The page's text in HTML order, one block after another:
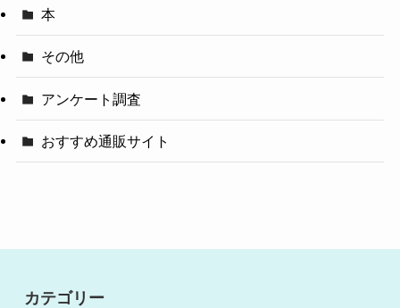
本
その他
アンケート調査
おすすめ通販サイト
カテゴリー